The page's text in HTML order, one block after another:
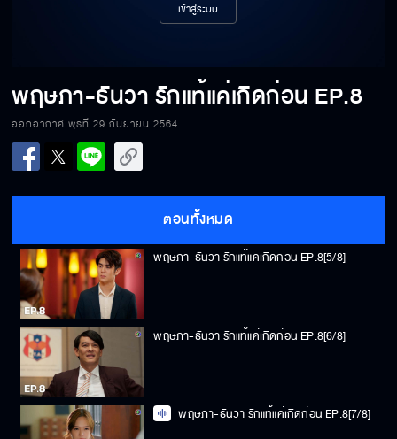
เข้าสู่ระบบ
พฤษภา-ธันวา รักแท้แค่เกิดก่อน EP.8
ออกอากาศ พุธที่ 29 กันยายน 2564
ตอนทั้งหมด
พฤษภา-ธันวา รักแท้แค่เกิดก่อน EP.8[2/8]
พฤษภา-ธันวา รักแท้แค่เกิดก่อน EP.8[3/8]
พฤษภา-ธันวา รักแท้แค่เกิดก่อน EP.8[5/8]
พฤษภา-ธันวา รักแท้แค่เกิดก่อน EP.8[6/8]
พฤษภา-ธันวา รักแท้แค่เกิดก่อน EP.8[7/8]